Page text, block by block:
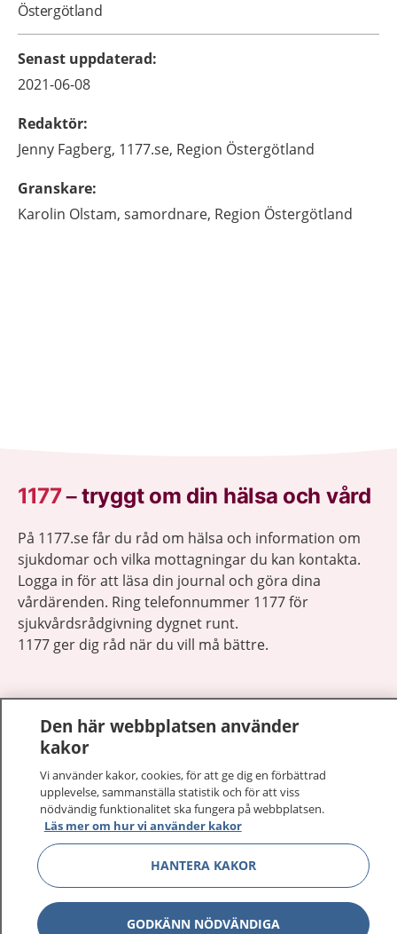
Östergötland
Senast uppdaterad:
2021-06-08
Redaktör:
Jenny Fagberg, 1177.se, Region Östergötland
Granskare:
Karolin Olstam, samordnare, Region Östergötland
1177–tryggt om din hälsa och vård
På 1177.se får du råd om hälsa och information om
sjukdomar och vilka mottagningar du kan kontakta.
Logga in för att läsa din journal och göra dina
vårdärenden. Ring telefonnummer 1177 för
sjukvårdsrådgivning dygnet runt.
1177 ger dig råd när du vill må bättre.
Om 1177
Kontakt Visa
Behandling av personuppgifter
Den här webbplatsen använder
kakor
Vi använder kakor, cookies, för att ge dig en förbättrad
upplevelse, sammanställa statistik och för att viss
nödvändig funktionalitet ska fungera på webbplatsen.
Läs mer om hur vi använder kakor
HANTERA KAKOR
GODKÄNN NÖDVÄNDIGA